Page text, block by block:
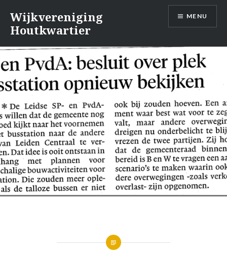
inhoud
Wijkvereniging
Houtkwartier
MENU